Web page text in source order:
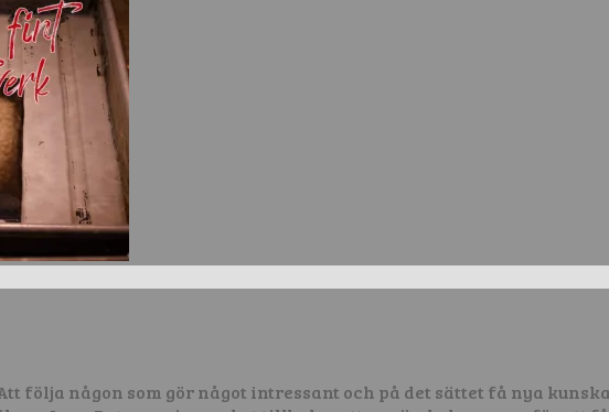
följa någon som gör något intressant och på det sättet få nya